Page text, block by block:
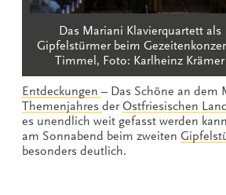
Das Mariani Klavierquartett als
Gipfelstürmer beim
Timmel, Foto: Karlheinz Krämer
Entdeckungen – Das Schöne an dem
Themenjahres derOstfriesischen
es unendlich weit gefasst werden
am Sonnabend beim zweiten
besonders deutlich.